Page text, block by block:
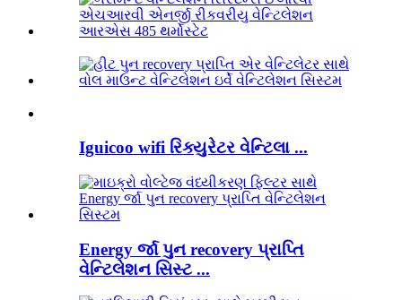
Iguicoo wifi રિક્યુરેટર વેન્ટિલા ...
Energy ર્જા પુન recovery પ્રાપ્તિ
વેન્ટિલેશન સિસ્ટ ...